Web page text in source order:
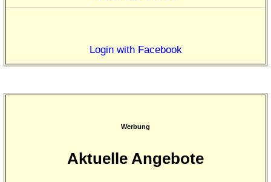
Login with Facebook
Werbung
Aktuelle Angebote